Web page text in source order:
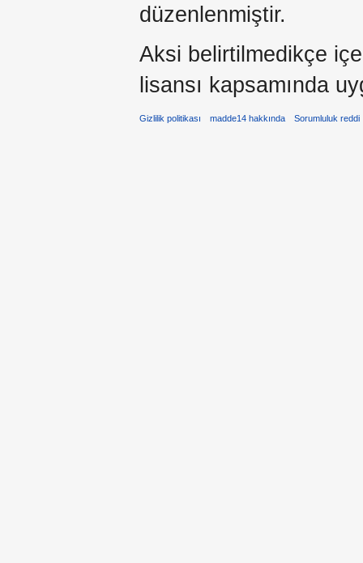
düzenlenmiştir.
Aksi belirtilmedikçe
lisansı kapsamında
Gizlilik politikası madde14 hakkında Sorumluluk reddi